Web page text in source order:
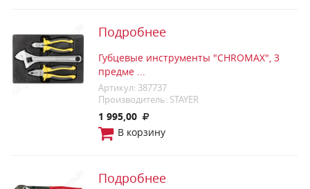
Подробнее
Губцевые инструменты "CHROMAX", 3
предме ...
Артикул: 387737
Производитель: STAYER
1 995,00
В корзину
Подробнее